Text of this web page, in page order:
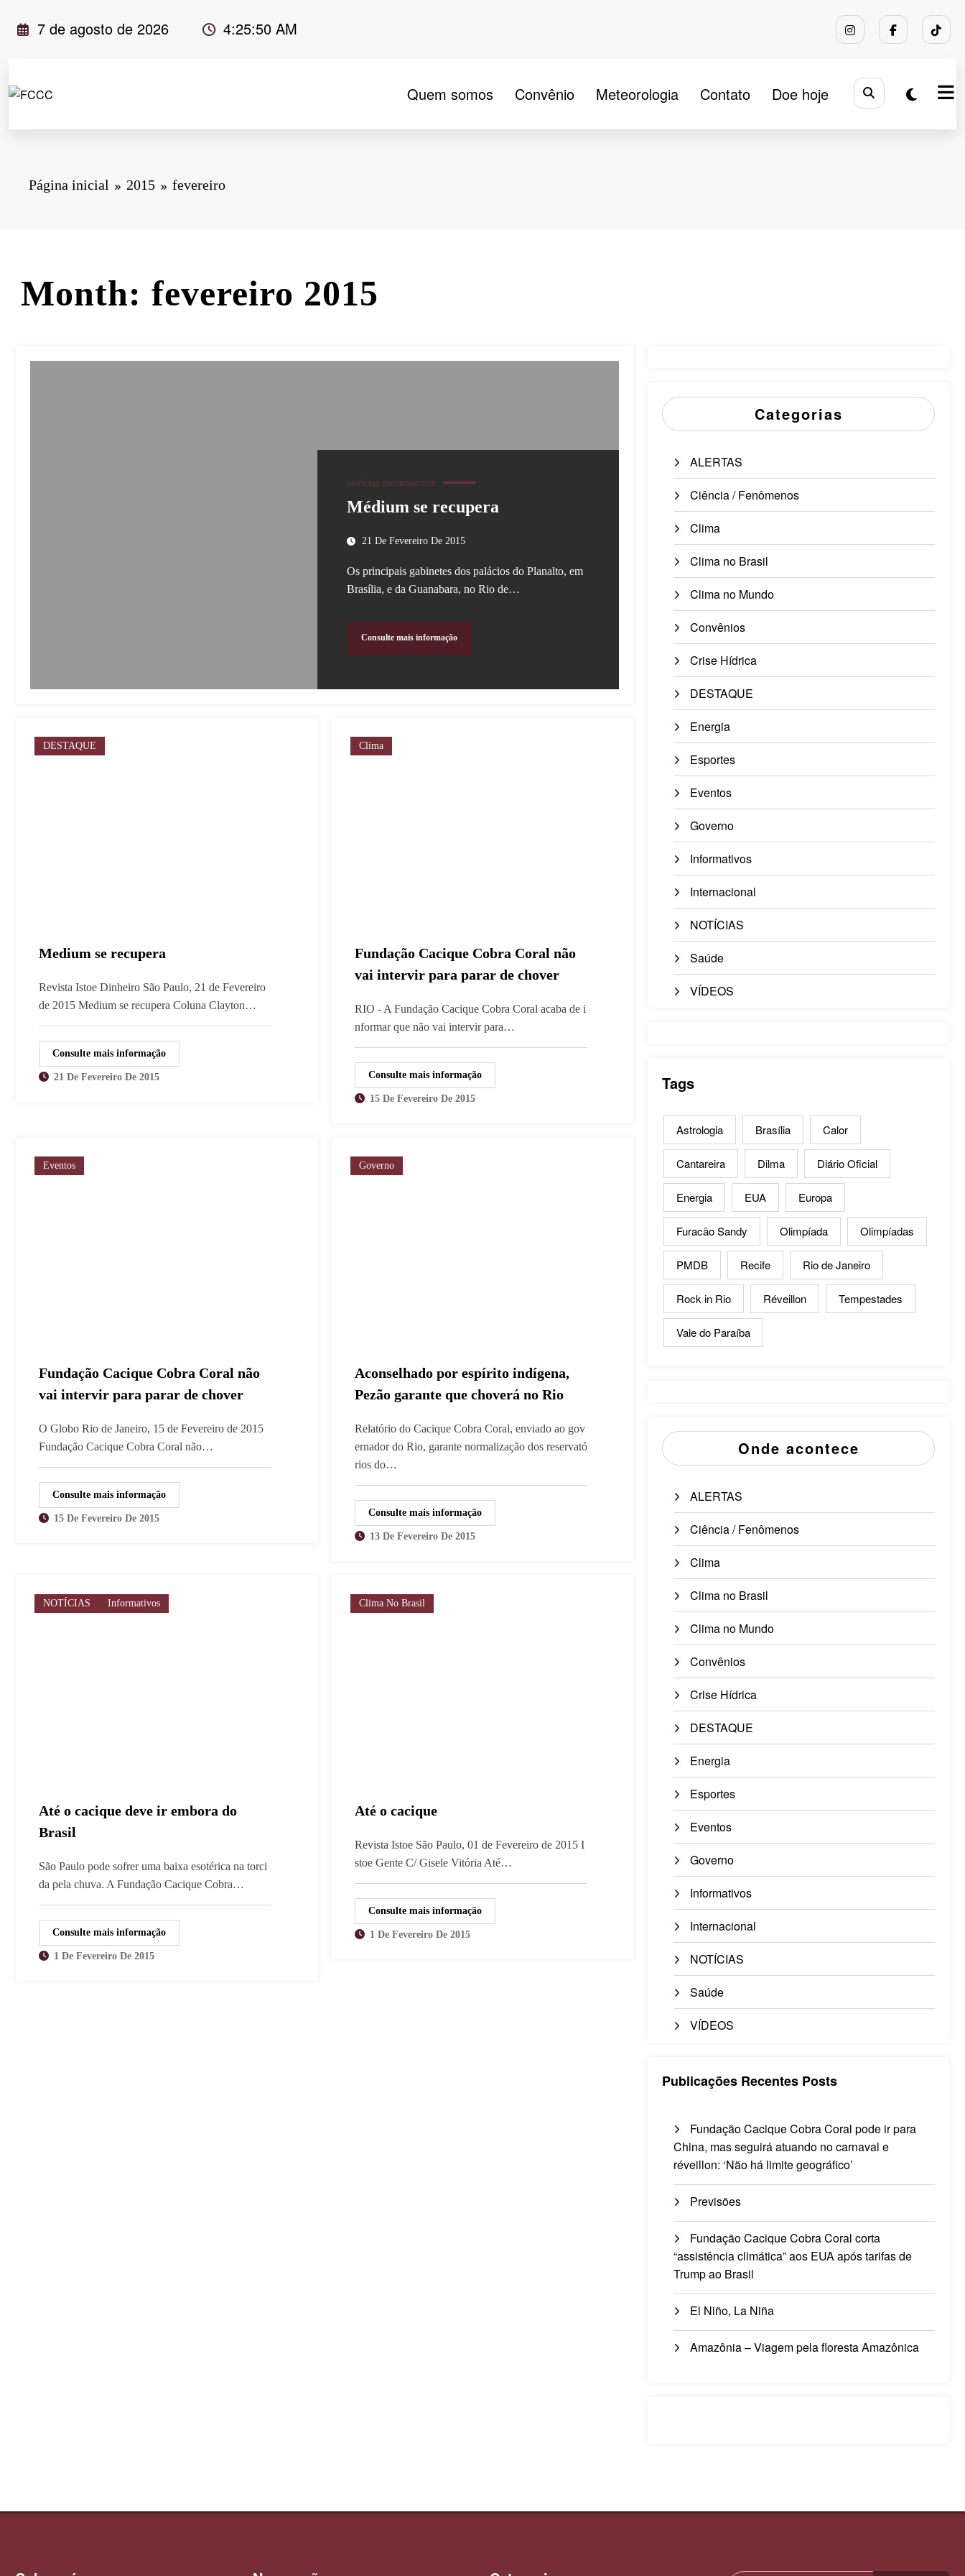
para
7 de agosto de 2026 4:25:50 AM
Quem somos Convênio Meteorologia Contato Doe hoje
Página inicial 2015 fevereiro
Month: fevereiro 2015
NOTÍCIAS INFORMATIVOS
Médium se recupera
21 De Fevereiro De 2015
Os principais gabinetes dos palácios do Planalto, em
Brasília, e da Guanabara, no Rio de…
Consulte mais informação
DESTAQUE
Medium se recupera
Revista Istoe Dinheiro São Paulo, 21 de Fevereiro
de 2015 Medium se recupera Coluna Clayton…
Consulte mais informação
21 De Fevereiro De 2015
Clima
Fundação Cacique Cobra Coral não
vai intervir para parar de chover
RIO - A Fundação Cacique Cobra Coral acaba de i
nformar que não vai intervir para…
Consulte mais informação
15 De Fevereiro De 2015
Eventos
Fundação Cacique Cobra Coral não
vai intervir para parar de chover
O Globo Rio de Janeiro, 15 de Fevereiro de 2015
Fundação Cacique Cobra Coral não…
Consulte mais informação
15 De Fevereiro De 2015
Governo
Aconselhado por espírito indígena,
Pezão garante que choverá no Rio
Relatório do Cacique Cobra Coral, enviado ao gov
ernador do Rio, garante normalização dos reservató
rios do…
Consulte mais informação
13 De Fevereiro De 2015
NOTÍCIAS Informativos
Até o cacique deve ir embora do
Brasil
São Paulo pode sofrer uma baixa esotérica na torci
da pela chuva. A Fundação Cacique Cobra…
Consulte mais informação
1 De Fevereiro De 2015
Clima No Brasil
Até o cacique
Revista Istoe São Paulo, 01 de Fevereiro de 2015 I
stoe Gente C/ Gisele Vitória Até…
Consulte mais informação
1 De Fevereiro De 2015
Categorias
ALERTAS
Ciência / Fenômenos
Clima
Clima no Brasil
Clima no Mundo
Convênios
Crise Hídrica
DESTAQUE
Energia
Esportes
Eventos
Governo
Informativos
Internacional
NOTÍCIAS
Saúde
VÍDEOS
Tags
Astrologia Brasília Calor
Cantareira Dilma Diário Oficial
Energia EUA Europa
Furacão Sandy Olimpíada Olimpíadas
PMDB Recife Rio de Janeiro
Rock in Rio Réveillon Tempestades
Vale do Paraíba
Onde acontece
ALERTAS
Ciência / Fenômenos
Clima
Clima no Brasil
Clima no Mundo
Convênios
Crise Hídrica
DESTAQUE
Energia
Esportes
Eventos
Governo
Informativos
Internacional
NOTÍCIAS
Saúde
VÍDEOS
Publicações Recentes Posts
Fundação Cacique Cobra Coral pode ir para
China, mas seguirá atuando no carnaval e
réveillon: ‘Não há limite geográfico’
Previsões
Fundação Cacique Cobra Coral corta
“assistência climática” aos EUA após tarifas de
Trump ao Brasil
El Niño, La Niña
Amazônia – Viagem pela floresta Amazônica